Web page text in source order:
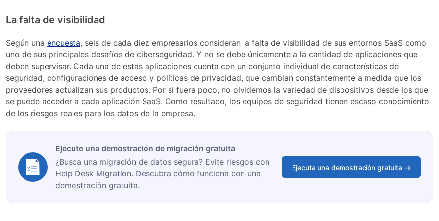
La falta de visibilidad
Según unaencuesta, seis de cada diez empresarios consideran la falta de visibilidad de sus entornos SaaS como
uno de sus principales desafíos de ciberseguridad. Y no se debe únicamente a la cantidad de aplicaciones que
deben supervisar. Cada una de estas aplicaciones cuenta con un conjunto individual de características de
seguridad, configuraciones de acceso y políticas de privacidad, que cambian constantemente a medida que los
proveedores actualizan sus productos. Por si fuera poco, no olvidemos la variedad de dispositivos desde los que
se puede acceder a cada aplicación SaaS. Como resultado, los equipos de seguridad tienen escaso conocimiento
de los riesgos reales para los datos de la empresa.
Ejecute una demostración de migración gratuita
¿Busca una migración de datos segura? Evite riesgos con
Help Desk Migration. Descubra cómo funciona con una
demostración gratuita.
Ejecuta una demostración gratuita →